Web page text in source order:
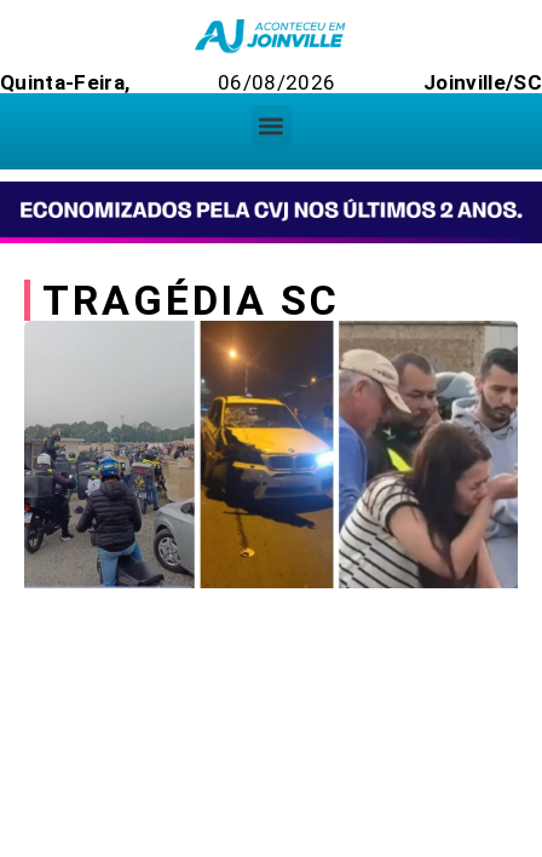
Quinta-Feira, 06/08/2026 Joinville/SC
TRAGÉDIA SC